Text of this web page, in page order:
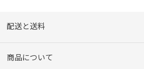
配送と送料
商品について